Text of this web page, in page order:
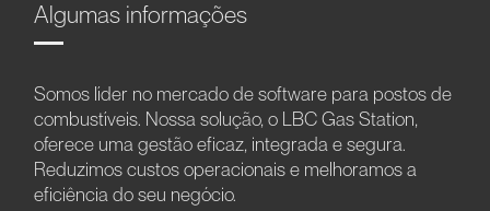
Algumas informações
Somos líder no mercado de software para postos de
combustíveis. Nossa solução, o LBC Gas Station,
oferece uma gestão eficaz, integrada e segura.
Reduzimos custos operacionais e melhoramos a
eficiência do seu negócio.